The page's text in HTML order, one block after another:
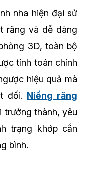
nha hiện đại sử
răng và dễ dàng
3D, toàn bộ
tính toán chính
hiệu quả mà
đối. Niềng răng
trưởng thành, yêu
trạng khớp cắn
bình.